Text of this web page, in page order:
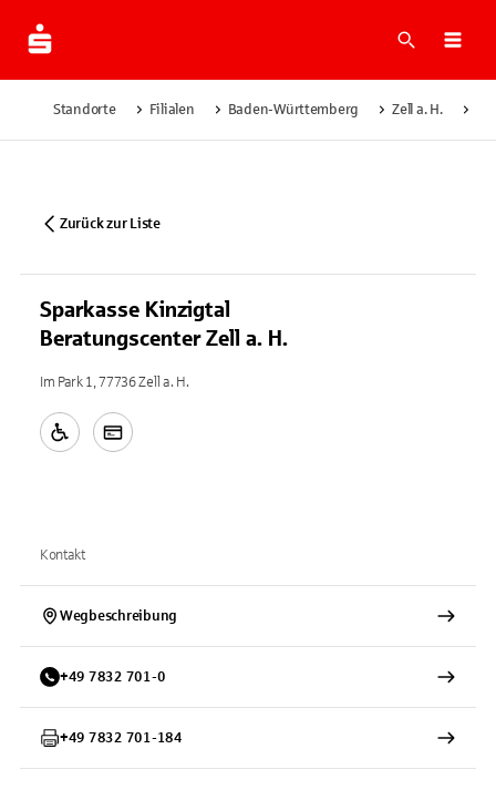
Suche
Standorte Filialen Baden-Württemberg Zell a. H.
Zurück zur Liste
Sparkasse Kinzigtal
Beratungscenter Zell a. H.
Im Park 1, 77736 Zell a. H.
Kontakt
Wegbeschreibung
+49 7832 701-0
+49 7832 701-184